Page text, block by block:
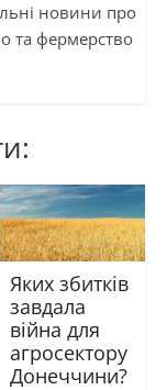
новини про
та фермерство
Яких збитків
завдала
війна для
агросектору
Донеччини?